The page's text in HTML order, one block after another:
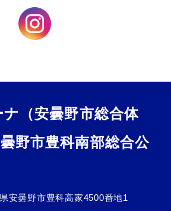
（安曇野市総合体
野市豊科南部総合公
安曇野市豊科高家4500番地1